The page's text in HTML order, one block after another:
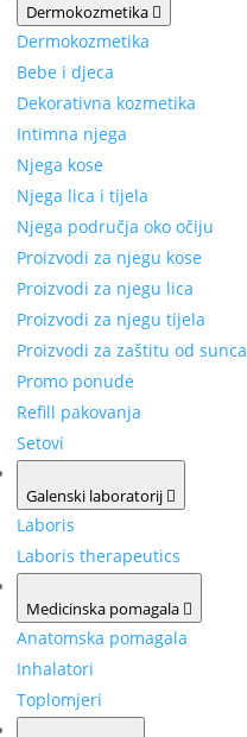
Dermokozmetika
Dermokozmetika
Bebe i djeca
Dekorativna kozmetika
Intimna njega
Njega kose
Njega lica i tijela
Njega područja oko očiju
Proizvodi za njegu kose
Proizvodi za njegu lica
Proizvodi za njegu tijela
Proizvodi za zaštitu od sunca
Promo ponude
Refill pakovanja
Setovi
Galenski laboratorij
Laboris
Laboris therapeutics
Medicinska pomagala
Anatomska pomagala
Inhalatori
Toplomjeri